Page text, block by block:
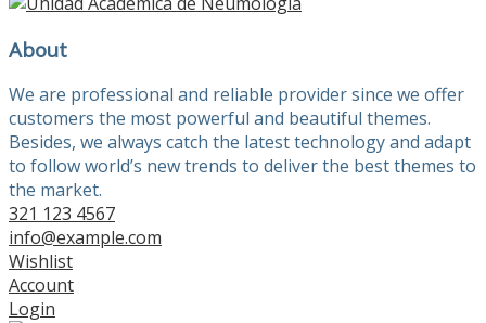
About
We are professional and reliable provider since we offer
customers the most powerful and beautiful themes.
Besides, we always catch the latest technology and adapt
to follow world’s new trends to deliver the best themes to
the market.
321 123 4567
info@example.com
Wishlist
Account
Login